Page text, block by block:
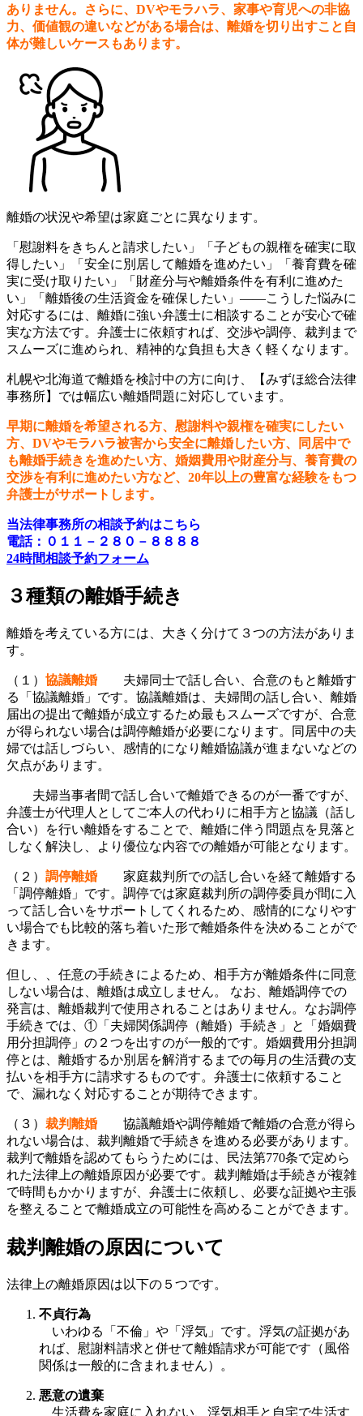
ありません。さらに、 DVやモラハラ、家事や育児への非協
力、価値観の違いなどがある場合は、離婚を切り出すこと自
体が難しいケースもあります。
離婚の状況や希望は家庭ごとに異なります。
「慰謝料をきちんと請求したい」「子どもの親権を確実に取
得したい」「安全に別居して離婚を進めたい」「養育費を確
実に受け取りたい」「財産分与や離婚条件を有利に進めた
い」「離婚後の生活資金を確保したい」 ――こうした悩みに
対応するには、離婚に強い弁護士に相談することが安心で確
実な方法です。弁護士に依頼すれば、交渉や調停、裁判まで
スムーズに進められ、精神的な負担も大きく軽くなります。
札幌や北海道で離婚を検討中の方に向け、【みずほ総合法律
事務所】では幅広い離婚問題に対応しています。
早期に離婚を希望される方、慰謝料や親権を確実にしたい
方、 DVやモラハラ被害から安全に離婚したい方、同居中で
も離婚手続きを進めたい方、婚姻費用や財産分与、養育費の
交渉を有利に進めたい方など、 20年以上の豊富な経験をもつ
弁護士がサポートします。
当法律事務所の相談予約はこちら
電話：０１１－２８０－８８８８
24時間相談予約フォーム
３種類の離婚手続き
離婚を考えている方には、大きく分けて３つの方法がありま
す。
（１） 協議離婚 夫婦同士で話し合い、合意のもと離婚す
る「協議離婚」です。協議離婚は、夫婦間の話し合い、離婚
届出の提出で離婚が成立するため最もスムーズですが、合意
が得られない場合は調停離婚が必要になります。同居中の夫
婦では話しづらい、感情的になり離婚協議が進まないなどの
欠点があります。
夫婦当事者間で話し合いで離婚できるのが一番ですが、
弁護士が代理人としてご本人の代わりに相手方と協議（話し
合い）を行い離婚をすることで、離婚に伴う問題点を見落と
しなく解決し、より優位な内容での離婚が可能となります。
（２） 調停離婚 家庭裁判所での話し合いを経て離婚する
「調停離婚」です。調停では家庭裁判所の調停委員が間に入
って話し合いをサポートしてくれるため、感情的になりやす
い場合でも比較的落ち着いた形で離婚条件を決めることがで
きます。
但し、、任意の手続きによるため、相手方が離婚条件に同意
しない場合は、離婚は成立しません。 なお、離婚調停での
発言は、離婚裁判で使用されることはありません。なお調停
手続きでは、①「夫婦関係調停（離婚）手続き」と「婚姻費
用分担調停」の２つを出すのが一般的です。婚姻費用分担調
停とは、離婚するか別居を解消するまでの毎月の生活費の支
払いを相手方に請求するものです。弁護士に依頼すること
で、漏れなく対応することが期待できます。
（３） 裁判離婚 協議離婚や調停離婚で離婚の合意が得ら
れない場合は、裁判離婚で手続きを進める必要があります。
裁判で離婚を認めてもらうためには、民法第770条で定めら
れた法律上の離婚原因が必要です。裁判離婚は手続きが複雑
で時間もかかりますが、弁護士に依頼し、必要な証拠や主張
を整えることで離婚成立の可能性を高めることができます。
裁判離婚の原因について
法律上の離婚原因は以下の５つです。
不貞行為
いわゆる「不倫」や「浮気」です。浮気の証拠があ
れば、慰謝料請求と併せて離婚請求が可能です（風俗
関係は一般的に含まれません）。
悪意の遺棄
生活費を家庭に入れない、浮気相手と自宅で生活す